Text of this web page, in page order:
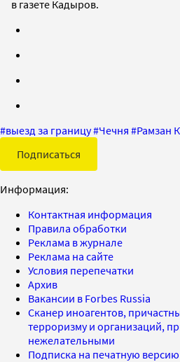
в газете Кадыров.
#выезд за границу#Чечня #Рамзан
Подписаться
Информация:
Контактная информация
Правила обработки
Реклама в журнале
Реклама на сайте
Условия перепечатки
Архив
Вакансии в Forbes Russia
Сканер иноагентов,
терроризму и организаций,
нежелательными
Подписка на печатную